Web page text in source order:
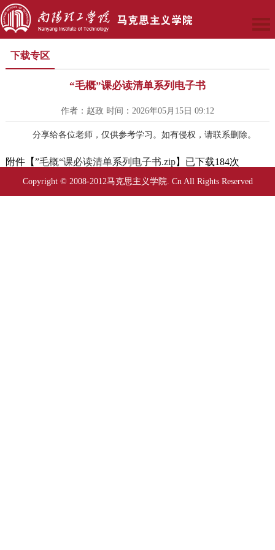
下载专区
“毛概”课必读清单系列电子书
作者：赵政 时间：2026年05月15日 09:12
分享给各位老师，仅供参考学习。如有侵权，请联系删除。
附件【”毛概“课必读清单系列电子书.zip】已下载184次
Copyright © 2008-2012马克思主义学院. Cn All Rights Reserved